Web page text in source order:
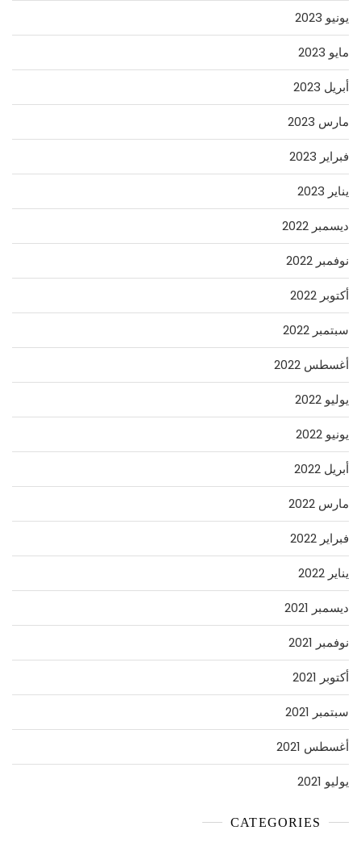
يونيو 2023
مايو 2023
أبريل 2023
مارس 2023
فبراير 2023
يناير 2023
ديسمبر 2022
نوفمبر 2022
أكتوبر 2022
سبتمبر 2022
أغسطس 2022
يوليو 2022
يونيو 2022
أبريل 2022
مارس 2022
فبراير 2022
يناير 2022
ديسمبر 2021
نوفمبر 2021
أكتوبر 2021
سبتمبر 2021
أغسطس 2021
يوليو 2021
CATEGORIES